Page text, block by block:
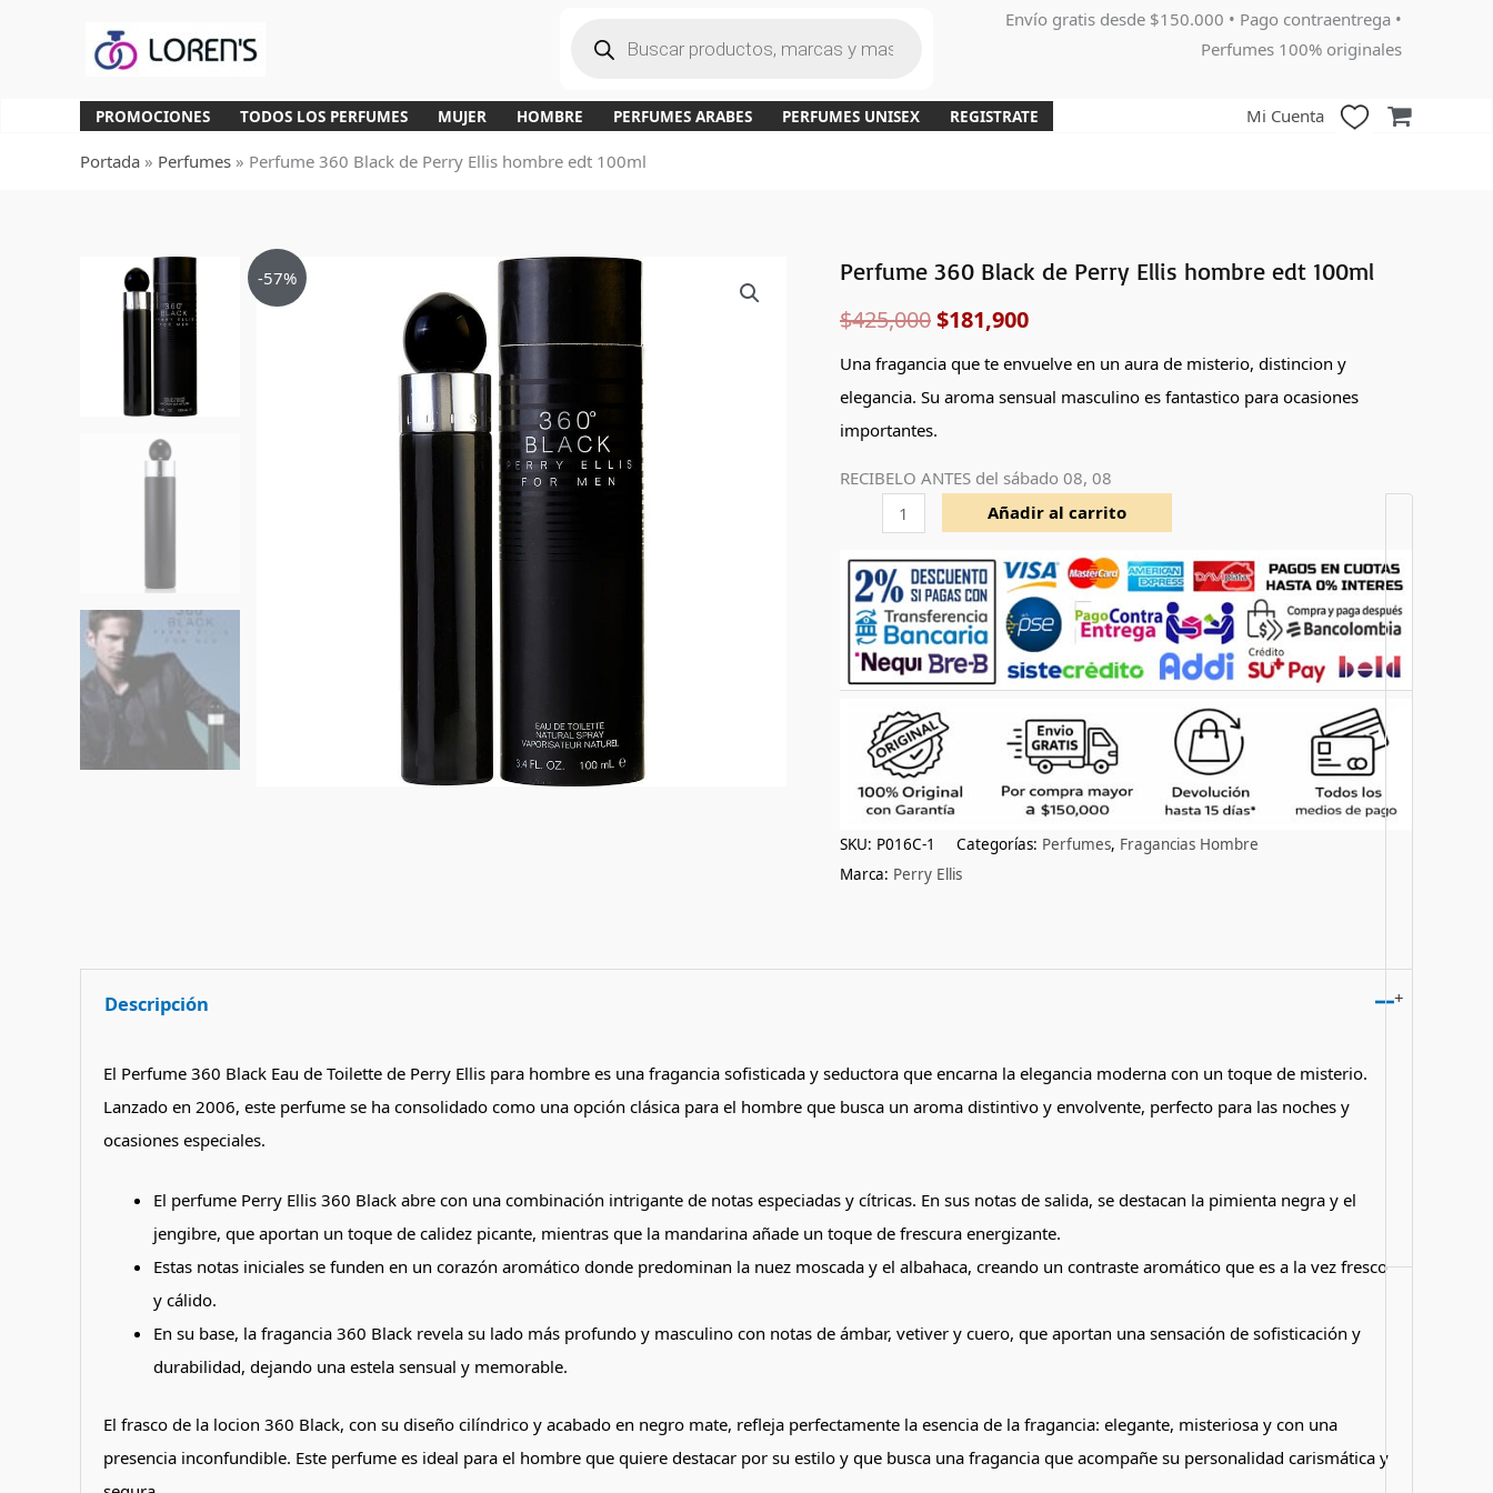
a
d
e
r
o
s
Envío gratis desde $150.000 • Pago contraentrega •
Perfumes 100% originales
PROMOCIONES TODOS LOS PERFUMES MUJER HOMBRE PERFUMES ARABES PERFUMES UNISEX REGISTRATE Mi Cuenta
Portada » Perfumes » Perfume 360 Black de Perry Ellis hombre edt 100ml
-57%
Perfume 360 Black de Perry Ellis hombre edt 100ml
$425,000
El
precio
original
era:
$181,900
El
precio
actual
es:
Una fragancia que te envuelve en un aura de misterio, distincion y
elegancia. Su aroma sensual masculino es fantastico para ocasiones
importantes.
RECIBELO ANTES del sábado 08, 08
Perfume
Black
de
Perry
Ellis
edt
cantidad
+
Añadir al carrito
SKU: P016C-1 Categorías: Perfumes, Fragancias Hombre
Marca: Perry Ellis
Descripción
El Perfume 360 Black Eau de Toilette de Perry Ellis para hombre es una fragancia sofisticada y seductora que encarna la elegancia moderna con un toque de misterio.
Lanzado en 2006, este perfume se ha consolidado como una opción clásica para el hombre que busca un aroma distintivo y envolvente, perfecto para las noches y
ocasiones especiales.
El perfume Perry Ellis 360 Black abre con una combinación intrigante de notas especiadas y cítricas. En sus notas de salida, se destacan la pimienta negra y el
jengibre, que aportan un toque de calidez picante, mientras que la mandarina añade un toque de frescura energizante.
Estas notas iniciales se funden en un corazón aromático donde predominan la nuez moscada y el albahaca, creando un contraste aromático que es a la vez fresco
y cálido.
En su base, la fragancia 360 Black revela su lado más profundo y masculino con notas de ámbar, vetiver y cuero, que aportan una sensación de sofisticación y
durabilidad, dejando una estela sensual y memorable.
El frasco de la locion 360 Black, con su diseño cilíndrico y acabado en negro mate, refleja perfectamente la esencia de la fragancia: elegante, misteriosa y con una
presencia inconfundible. Este perfume es ideal para el hombre que quiere destacar por su estilo y que busca una fragancia que acompañe su personalidad carismática y